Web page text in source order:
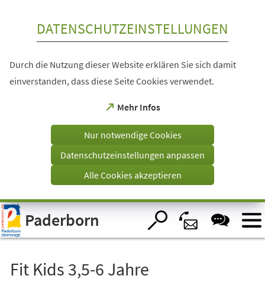
Visuelle
Assistenzsoftware
öffnen.
DATENSCHUTZEINSTELLUNGEN
Durch die Nutzung dieser Website erklären Sie sich damit
einverstanden, dass diese Seite Cookies verwendet.
Mehr Infos
(Öffnet
einem
Tab)
Nur notwendige Cookies
Datenschutzeinstellungen anpassen
Alle Cookies akzeptieren
Paderborn
Fit Kids 3,5-6 Jahre